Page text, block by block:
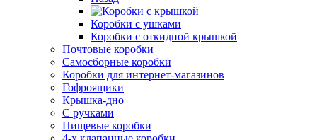
Коробки с ушками
Коробки с откидной крышкой
Почтовые коробки
Самосборные коробки
Коробки для интернет-магазинов
Гофроящики
Крышка-дно
С ручками
Пищевые коробки